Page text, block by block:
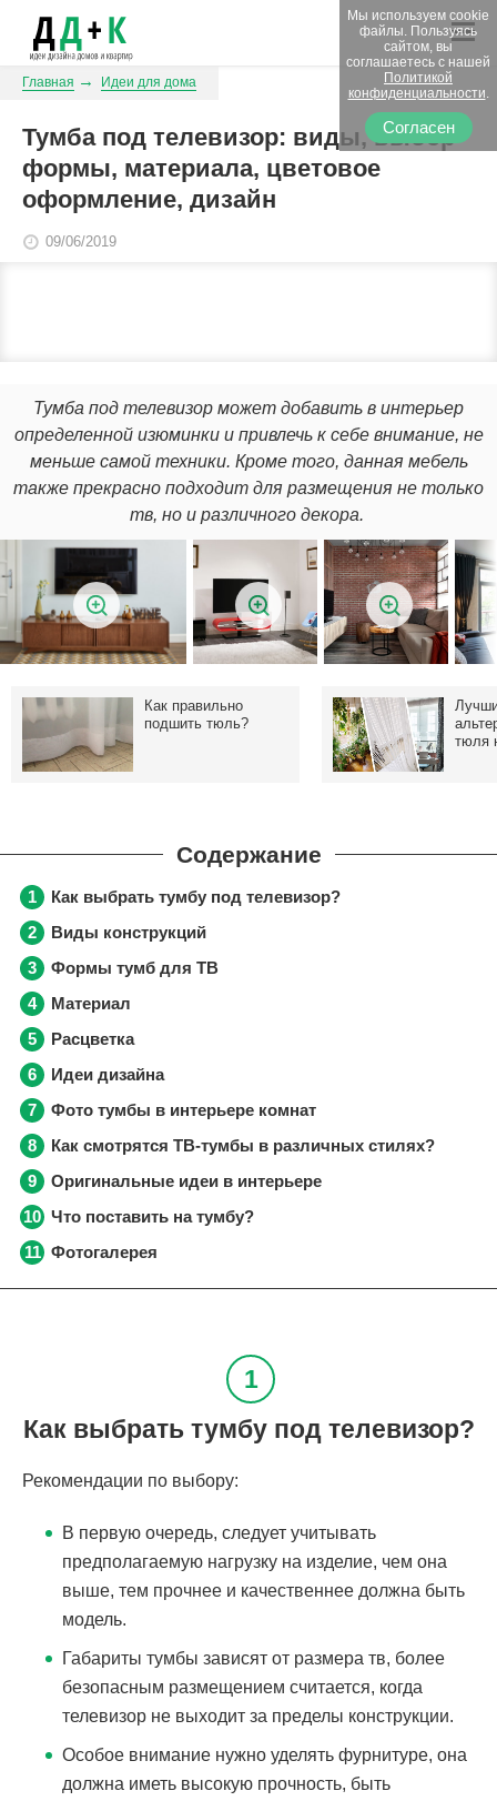
Главная Идеи для дома
Тумба под телевизор: виды, выбор
формы, материала, цветовое
оформление, дизайн
09/06/2019
Тумба под телевизор может добавить в интерьер
определенной изюминки и привлечь к себе внимание, не
меньше самой техники. Кроме того, данная мебель
также прекрасно подходит для размещения не только
тв, но и различного декора.
Как правильно
подшить тюль?
тюля
Как выбрать тумбу под телевизор?
Виды конструкций
Формы тумб для ТВ
Материал
Расцветка
Идеи дизайна
Фото тумбы в интерьере комнат
Как смотрятся ТВ-тумбы в различных стилях?
Оригинальные идеи в интерьере
Что поставить на тумбу?
Фотогалерея
Как выбрать тумбу под телевизор?
Рекомендации по выбору:
В первую очередь, следует учитывать
предполагаемую нагрузку на изделие, чем она
выше, тем прочнее и качественнее должна быть
модель.
Габариты тумбы зависят от размера тв, более
безопасным размещением считается, когда
телевизор не выходит за пределы конструкции.
Особое внимание нужно уделять фурнитуре, она
должна иметь высокую прочность, быть
Мы используем cookie
файлы. Пользуясь
сайтом, вы
соглашаетесь с нашей
Политикой
конфиденциальности.
Согласен